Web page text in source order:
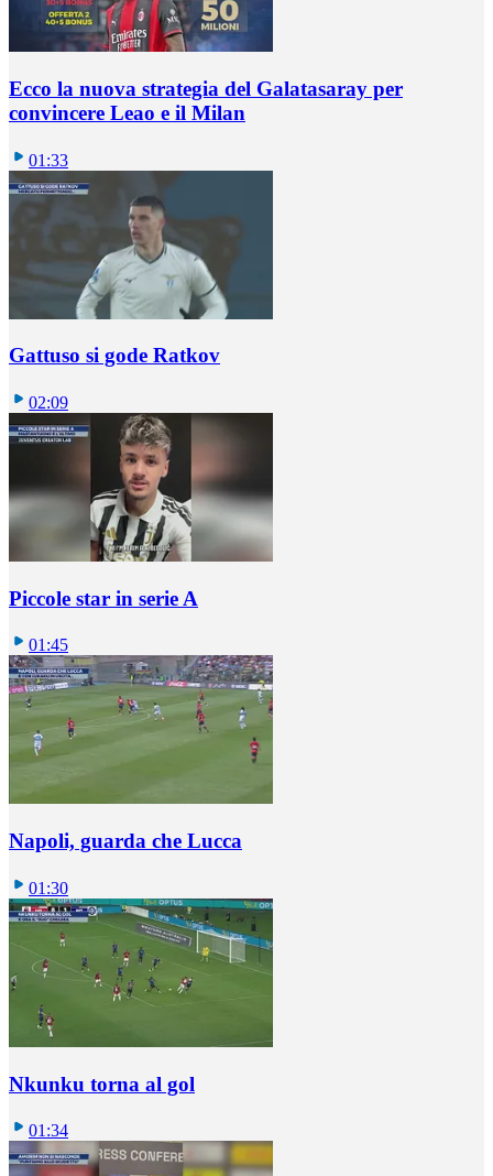
Ecco la nuova strategia del Galatasaray per
convincere Leao e il Milan
01:33
Gattuso si gode Ratkov
02:09
Piccole star in serie A
01:45
Napoli, guarda che Lucca
01:30
Nkunku torna al gol
01:34